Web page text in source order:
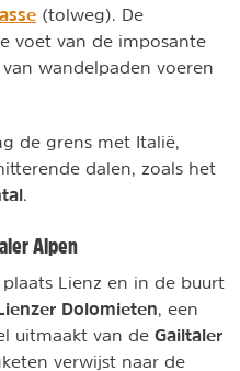
(tolweg). De
voet van de imposante
wandelpaden voeren
de grens met Italië,
dalen, zoals het
Alpen
plaats Lienz en in de buurt
Dolomieten , een
uitmaakt van de Gailtaler
verwijst naar de